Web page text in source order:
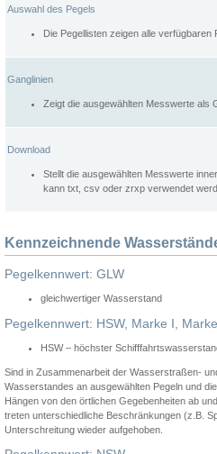
Auswahl des Pegels
Die Pegellisten zeigen alle verfügbaren
Ganglinien
Zeigt die ausgewählten Messwerte als
Download
Stellt die ausgewählten Messwerte
kann txt, csv oder zrxp verwendet
Kennzeichnende
Pegelkennwert: GLW
gleichwertiger Wasserstand
Pegelkennwert: HSW, Marke I,
HSW – höchster
Sind in Zusammenarbeit der Wasserstraßen-
Wasserstandes an ausgewählten Pegeln und
Hängen von den örtlichen Gegebenheiten ab
treten unterschiedliche Beschränkungen (z.B.
Unterschreitung wieder aufgehoben.